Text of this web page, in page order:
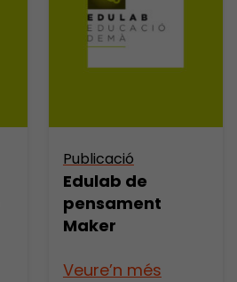
Publicació
Edulab de
pensament
Maker
Veure’n més